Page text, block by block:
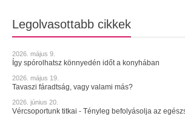
Legolvasottabb cikkek
2026. május 9.
Így spórolhatsz könnyedén időt a konyhában
2026. május 19.
Tavaszi fáradtság, vagy valami más?
2026. június 20.
Vércsoportunk titkai - Tényleg befolyásolja az